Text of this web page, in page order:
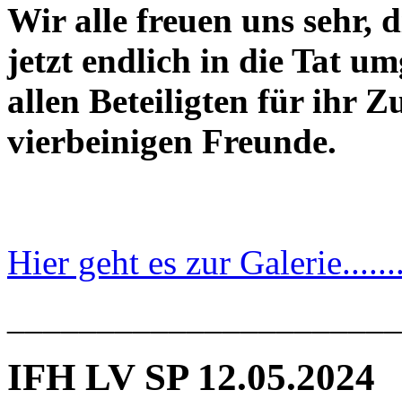
Wir alle freuen uns sehr,
jetzt endlich in die Tat
allen Beteiligten für ihr
vierbeinigen Freunde.
Hier geht es zur
IFH LV SP 12.05.2024